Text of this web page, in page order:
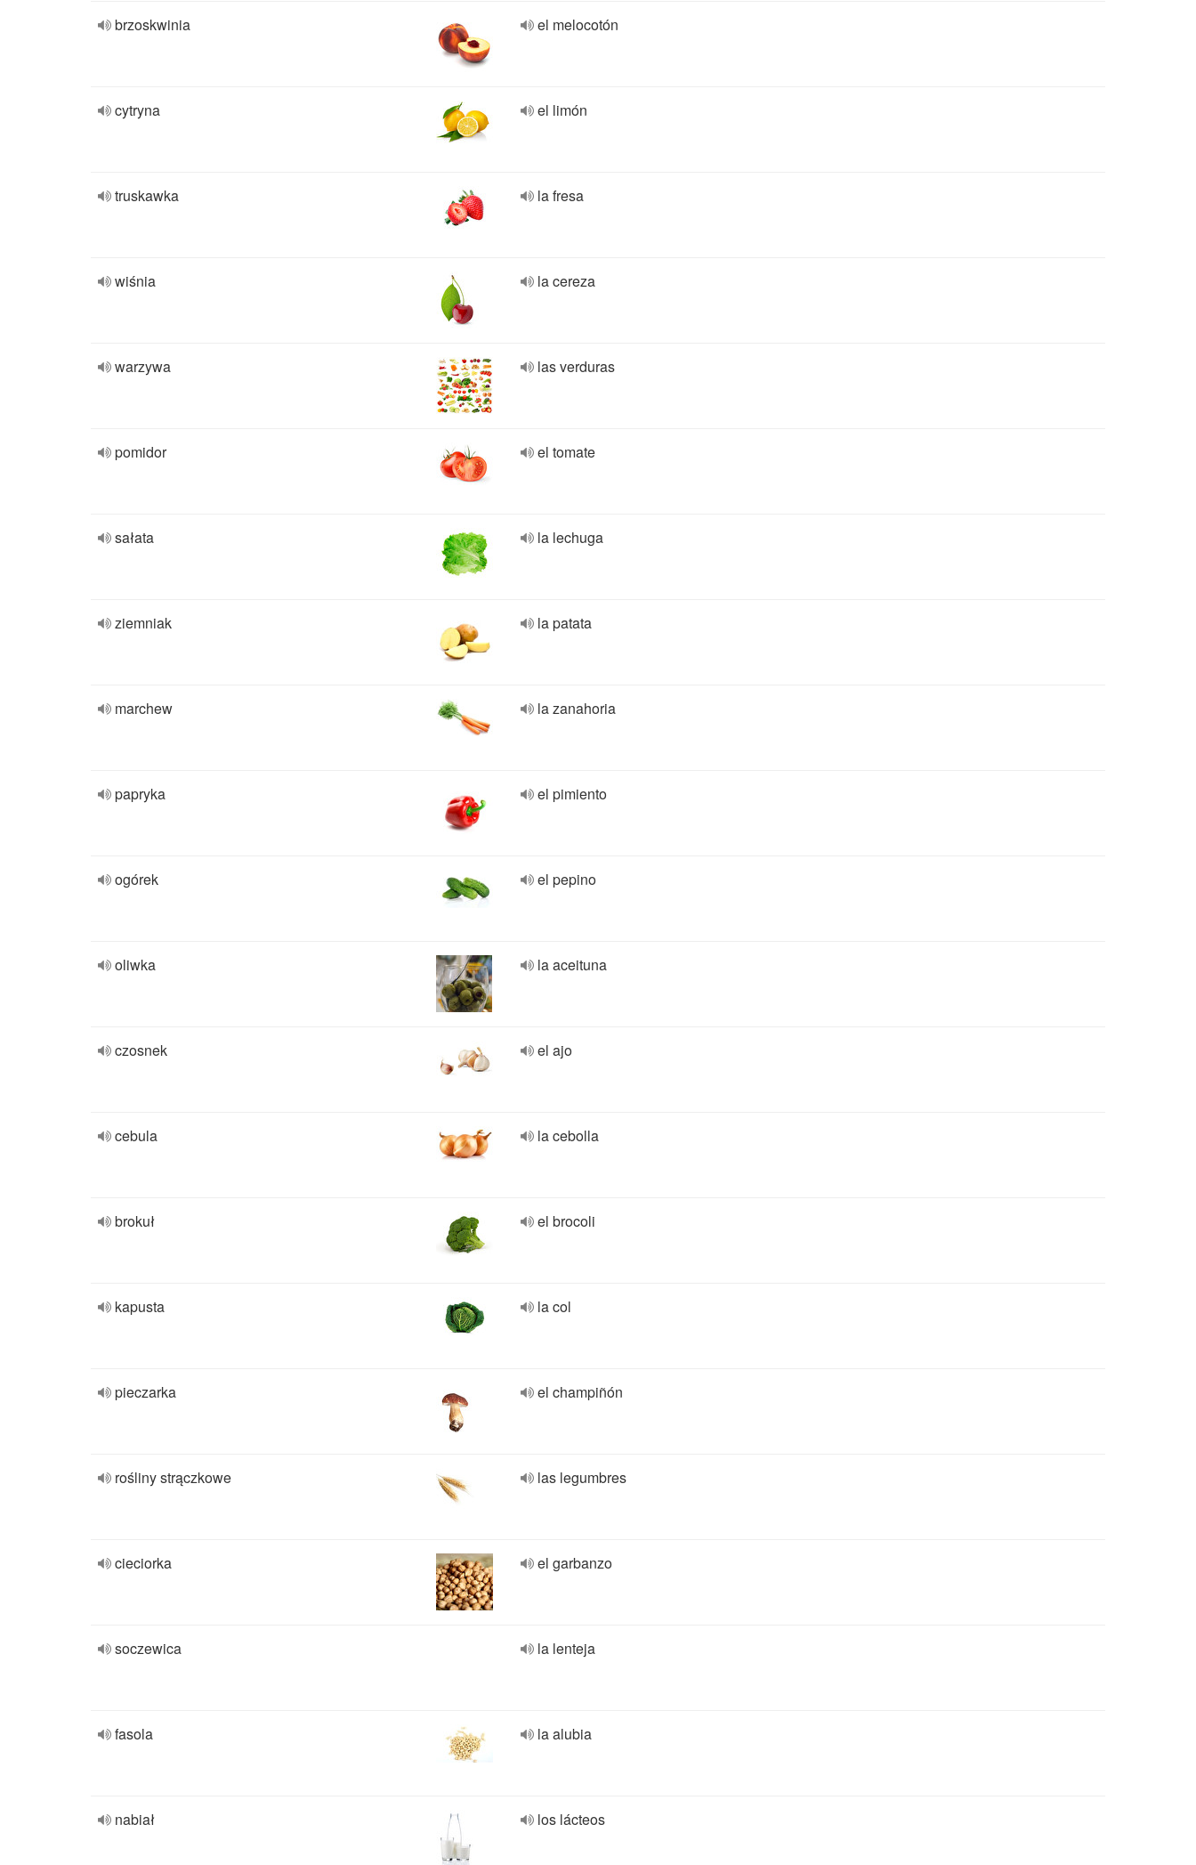
brzoskwinia el melocotón
cytryna el limón
truskawka la fresa
wiśnia la cereza
warzywa las verduras
pomidor el tomate
sałata la lechuga
ziemniak la patata
marchew la zanahoria
papryka el pimiento
ogórek el pepino
oliwka la aceituna
czosnek el ajo
cebula la cebolla
brokuł el brocoli
kapusta la col
pieczarka el champiñón
rośliny strączkowe las legumbres
cieciorka el garbanzo
soczewica la lenteja
fasola la alubia
nabiał los lácteos